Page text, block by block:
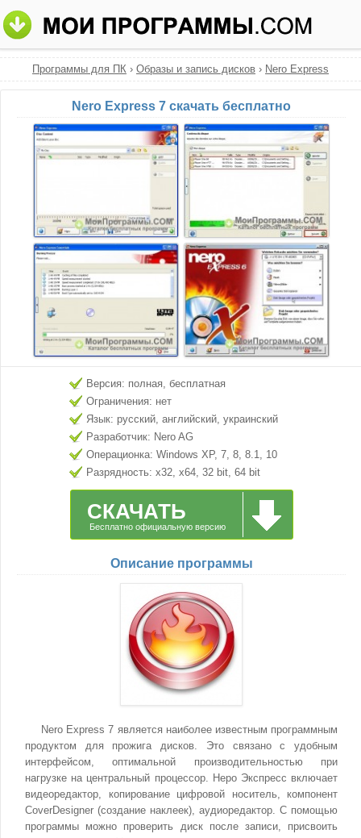
Программы для ПК › Образы и запись дисков › Nero Express
Nero Express 7 скачать бесплатно
Версия: полная, бесплатная
Ограничения: нет
Язык: русский, английский, украинский
Разработчик: Nero AG
Операционка: Windows XP, 7, 8, 8.1, 10
Разрядность: x32, x64, 32 bit, 64 bit
СКАЧАТЬ
Бесплатно официальную версию
Описание программы
Nero Express 7 является наиболее известным программным
продуктом для прожига дисков. Это связано с удобным
интерфейсом, оптимальной производительностью при
нагрузке на центральный процессор. Неро Экспресс включает
видеоредактор, копирование цифровой носитель, компонент
CoverDesigner (создание наклеек), аудиоредактор. С помощью
программы можно проверить диск после записи, присвоить